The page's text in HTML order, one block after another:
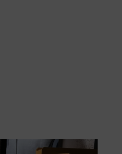
a testes especiais.